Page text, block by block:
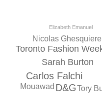
D&G
Carlos Falchi
Sarah Burton
Toronto Fashion
Mouawad
Nicolas Ghesquiеre
Tory
Elizabeth Emanuel